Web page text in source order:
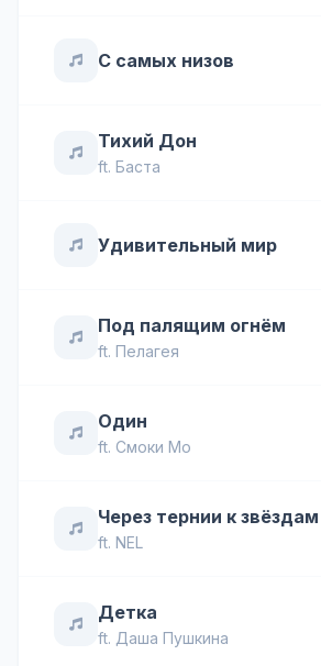
С самых низов
Тихий Дон
ft. Баста
Удивительный мир
Под палящим огнём
ft. Пелагея
Один
ft. Смоки Мо
Через тернии к звёздам
ft. NEL
Детка
ft. Даша Пушкина